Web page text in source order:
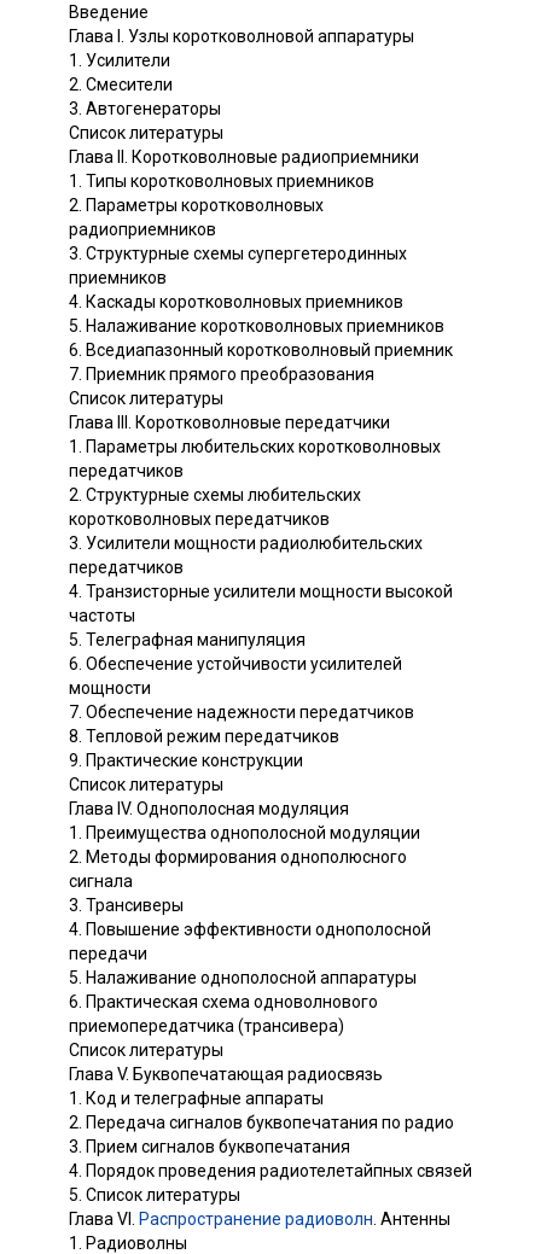
Введение
Глава I. Узлы коротковолновой аппаратуры
1. Усилители
2. Смесители
3. Автогенераторы
Список литературы
Глава II. Коротковолновые радиоприемники
1. Типы коротковолновых приемников
2. Параметры коротковолновых
радиоприемников
3. Структурные схемы супергетеродинных
приемников
4. Каскады коротковолновых приемников
5. Налаживание коротковолновых приемников
6. Вседиапазонный коротковолновый приемник
7. Приемник прямого преобразования
Список литературы
Глава III. Коротковолновые передатчики
1. Параметры любительских коротковолновых
передатчиков
2. Структурные схемы любительских
коротковолновых передатчиков
3. Усилители мощности радиолюбительских
передатчиков
4. Транзисторные усилители мощности высокой
частоты
5. Телеграфная манипуляция
6. Обеспечение устойчивости усилителей
мощности
7. Обеспечение надежности передатчиков
8. Тепловой режим передатчиков
9. Практические конструкции
Список литературы
Глава IV. Однополосная модуляция
1. Преимущества однополосной модуляции
2. Методы формирования однополюсного
сигнала
3. Трансиверы
4. Повышение эффективности однополосной
передачи
5. Налаживание однополосной аппаратуры
6. Практическая схема одноволнового
приемопередатчика (трансивера)
Список литературы
Глава V. Буквопечатающая радиосвязь
1. Код и телеграфные аппараты
2. Передача сигналов буквопечатания по радио
3. Прием сигналов буквопечатания
4. Порядок проведения радиотелетайпных связей
5. Список литературы
Глава VI. Распространение радиоволн . Антенны
1. Радиоволны